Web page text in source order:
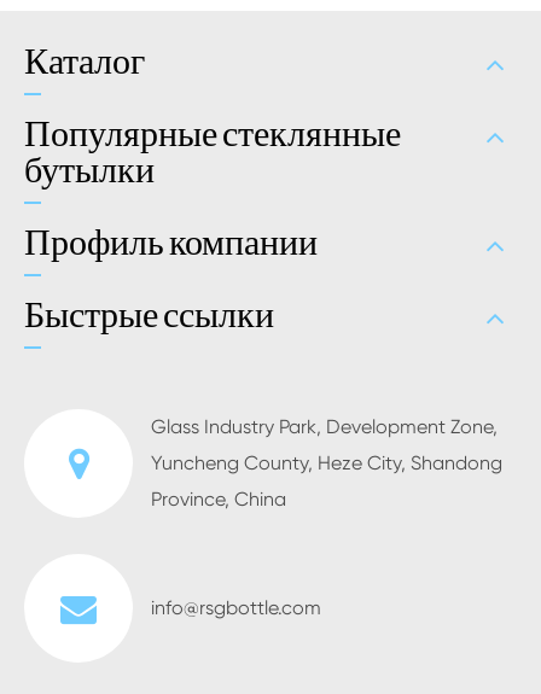
Каталог
Популярные стеклянные
бутылки
Профиль компании
Быстрые ссылки
Glass Industry Park, Development Zone,
Yuncheng County, Heze City, Shandong
Province, China
info@rsgbottle.com